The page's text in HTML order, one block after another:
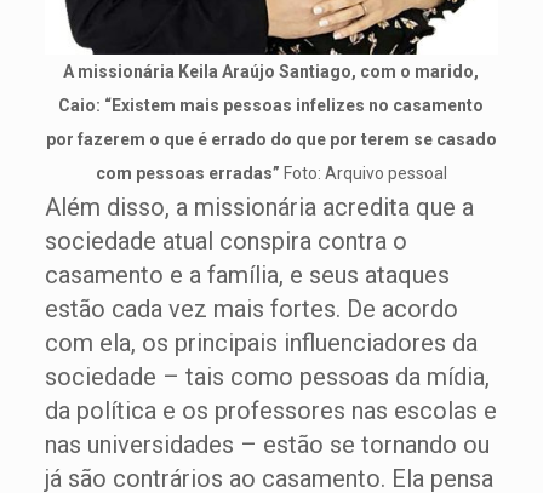
A missionária Keila Araújo Santiago, com o marido,
Caio: “Existem mais pessoas infelizes no casamento
por fazerem o que é errado do que por terem se casado
com pessoas erradas” Foto: Arquivo pessoal
Além disso, a missionária acredita que a
sociedade atual conspira contra o
casamento e a família, e seus ataques
estão cada vez mais fortes. De acordo
com ela, os principais influenciadores da
sociedade – tais como pessoas da mídia,
da política e os professores nas escolas e
nas universidades – estão se tornando ou
já são contrários ao casamento. Ela pensa